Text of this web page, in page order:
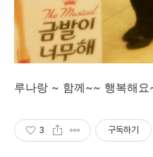
루나랑 ~ 함께~~ 행복해요
3 구독하기